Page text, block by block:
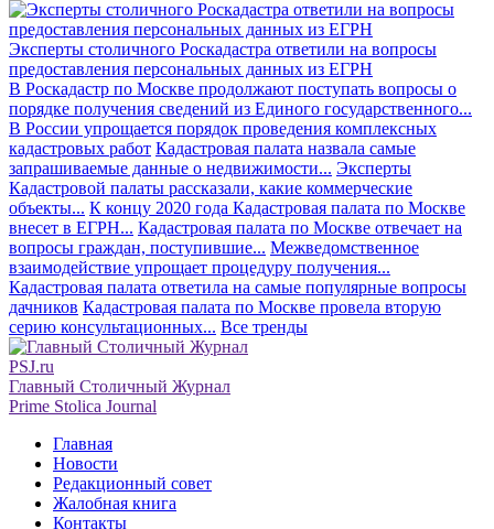
Эксперты столичного Роскадастра ответили на вопросы
предоставления персональных данных из ЕГРН
В Роскадастр по Москве продолжают поступать вопросы о
порядке получения сведений из Единого государственного...
В России упрощается порядок проведения комплексных
кадастровых работ Кадастровая палата назвала самые
запрашиваемые данные о недвижимости... Эксперты
Кадастровой палаты рассказали, какие коммерческие
объекты... К концу 2020 года Кадастровая палата по Москве
внесет в ЕГРН... Кадастровая палата по Москве отвечает на
вопросы граждан, поступившие... Межведомственное
взаимодействие упрощает процедуру получения...
Кадастровая палата ответила на самые популярные вопросы
дачников Кадастровая палата по Москве провела вторую
серию консультационных... Все тренды
PSJ.ru
Главный Столичный Журнал
Prime Stolica Journal
Главная
Новости
Редакционный совет
Жалобная книга
Контакты